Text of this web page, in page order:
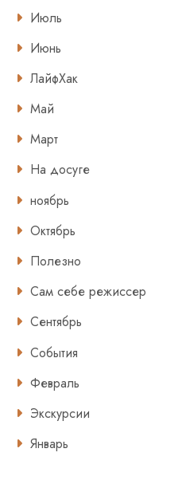
Июль
Июнь
ЛайфХак
Май
Март
На досуге
ноябрь
Октябрь
Полезно
Сам себе режиссер
Сентябрь
События
Февраль
Экскурсии
Январь